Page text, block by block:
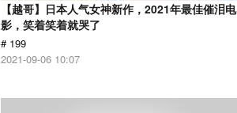
【越哥】日本人气女神新作，2021年最佳催泪电
影，笑着笑着就哭了
# 199
2021-09-06 10:07